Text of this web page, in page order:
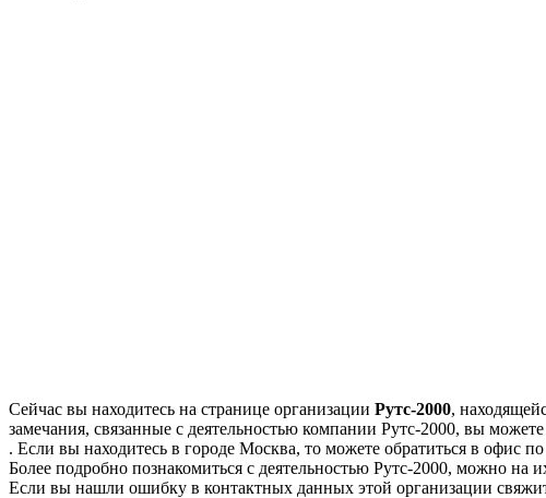
Сейчас вы находитесь на странице организации Рутс-2000,
замечания, связанные с деятельностью компании Рутс-2000, вы
. Если вы находитесь в городе Москва, то можете обратиться в офис
Более подробно познакомиться с деятельностью Рутс-2000, можно на
Если вы нашли ошибку в контактных данных этой организации